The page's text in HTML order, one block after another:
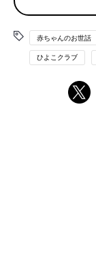
短縮できます。具
を、風の当たりや
に集めると、中
す。また、バスタ
し”を。真っ二つ
赤ちゃんのお世話
ひよこクラブ